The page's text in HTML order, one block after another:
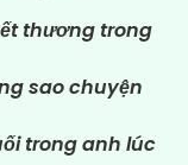
thương trong
sao chuyện
trong anh lúc